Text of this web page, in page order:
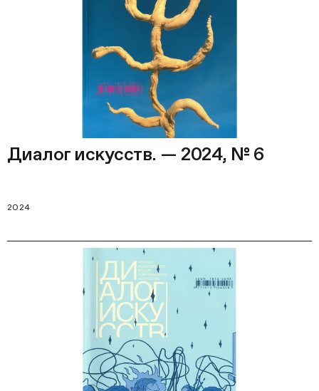
Диалог искусств. — 2024, № 6
2024